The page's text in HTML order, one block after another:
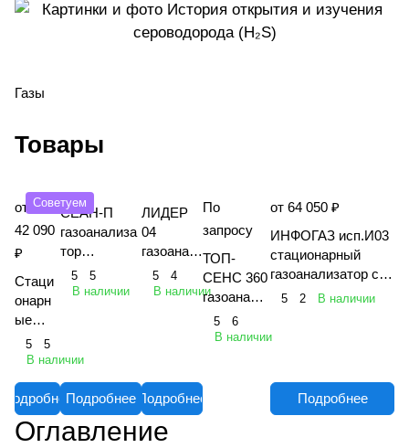
Газы
Товары
Советуем
от
42 090
₽
Стаци
онарн
ые
газоан
ализат
Хобби
т-Т
5
5
В наличии
Подробнее
СЕАН-П
газоанализа
тор
взрывозащи
щенный
5
5
В наличии
Подробнее
ЛИДЕР
04
газоанал
изатор
портатив
5
4
В наличии
Подробнее
По
запросу
ТОП-
СЕНС 360
газоанали
затор
портативн
5
6
В наличии
от 64 050 ₽
ИНФОГАЗ исп.И03
стационарный
газоанализатор с
датчиком
исполнения
5 2 В наличии
Подробнее
Оглавление